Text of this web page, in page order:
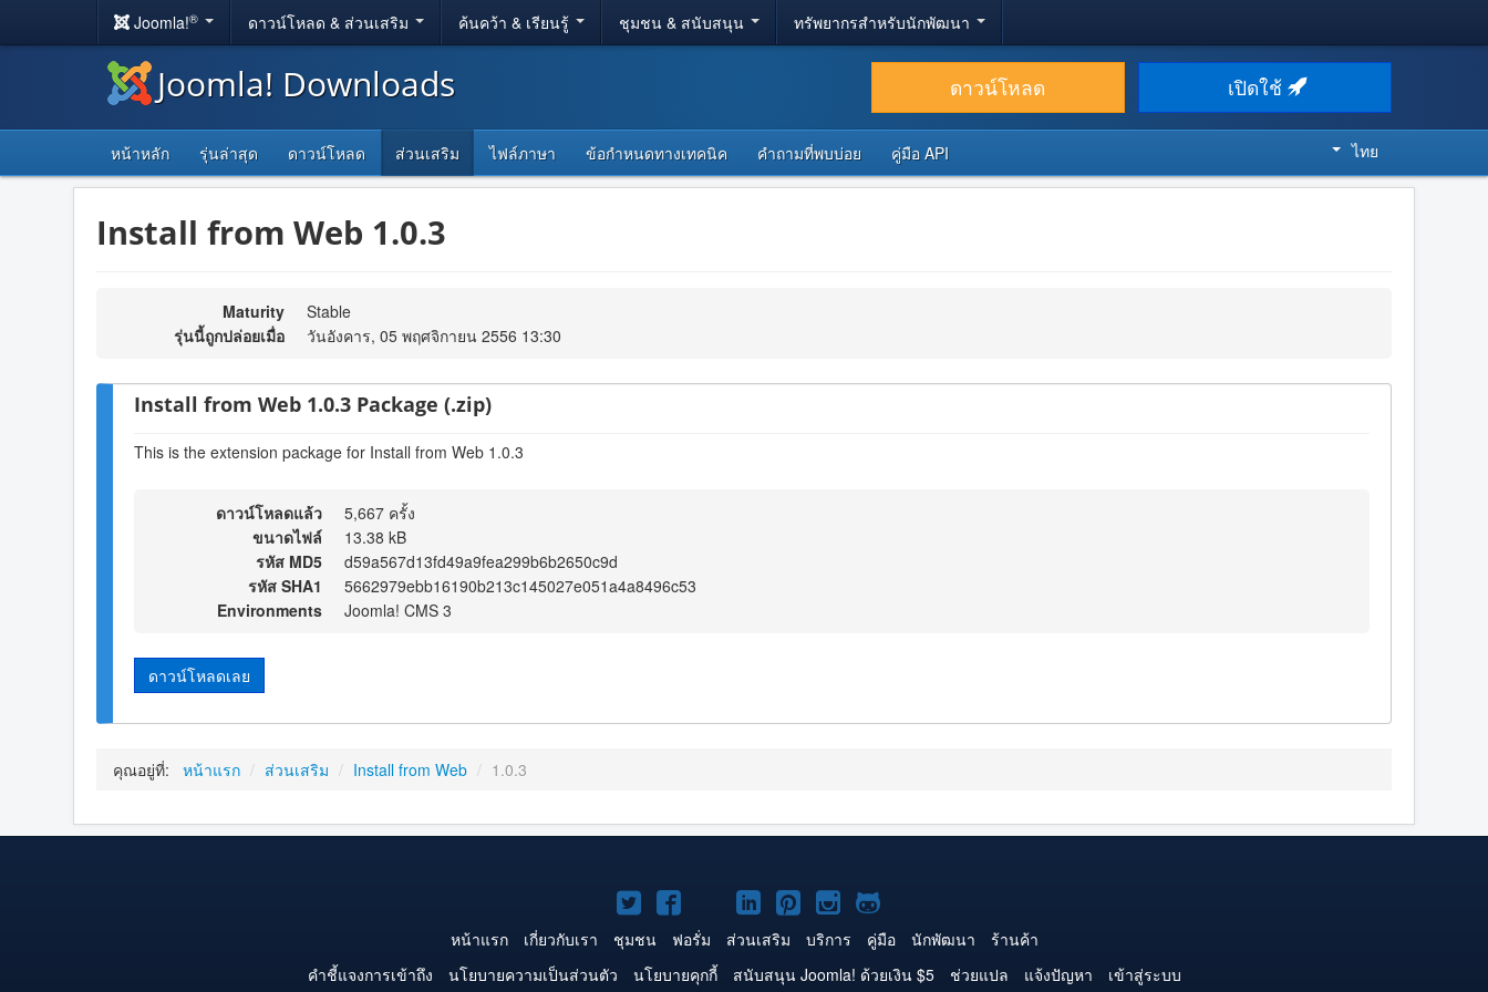
Joomla!® ดาวน์โหลด & ส่วนเสริม ค้นคว้า & เรียนรู้ ชุมชน & สนับสนุน ทรัพยากรสำหรับนักพัฒนา
Joomla! Downloads ดาวน์โหลด เปิดใช้
หน้าหลัก รุ่นล่าสุด ดาวน์โหลด ส่วนเสริม ไฟล์ภาษา ข้อกำหนดทางเทคนิค คำถามที่พบบ่อย คู่มือ API ไทย
Install from Web 1.0.3
Maturity
Stable
รุ่นนี้ถูกปล่อยเมื่อ
วันอังคาร, 05 พฤศจิกายน 2556 13:30
Install from Web 1.0.3 Package (.zip)
This is the extension package for Install from Web 1.0.3
ดาวน์โหลดแล้ว
5,667 ครั้ง
ขนาดไฟล์
13.38 kB
รหัส MD5
d59a567d13fd49a9fea299b6b2650c9d
รหัส SHA1
5662979ebb16190b213c145027e051a4a8496c53
Environments
Joomla! CMS 3
ดาวน์โหลดเลย
คุณอยู่ที่: หน้าแรก / ส่วนเสริม / Install from Web / 1.0.3
Joomla!
บน
Twitter
Joomla!
บน
Facebook
Joomla!
บน
YouTube
Joomla!
บน
LinkedIn
Joomla!
บน
Pinterest
Joomla!
บน
Instagram
Joomla!
บน
GitHub
หน้าแรก เกี่ยวกับเรา ชุมชน ฟอรั่ม ส่วนเสริม บริการ คู่มือ นักพัฒนา
ร้านค้า
คำชี้แจงการเข้าถึง
นโยบายความเป็นส่วนตัว นโยบายคุกกี้ สนับสนุน Joomla! ด้วยเงิน $5 ช่วยแปล แจ้งปัญหา เข้าสู่ระบบ